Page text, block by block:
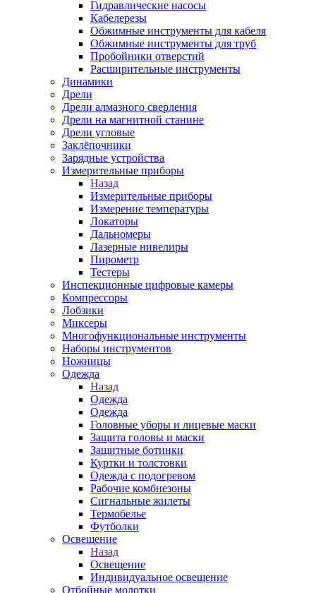
Гидравлические насосы
Кабелерезы
Обжимные инструменты для кабеля
Обжимные инструменты для труб
Пробойники отверстий
Расширительные инструменты
Динамики
Дрели
Дрели алмазного сверления
Дрели на магнитной станине
Дрели угловые
Заклёпочники
Зарядные устройства
Измерительные приборы
Назад
Измерительные приборы
Измерение температуры
Локаторы
Дальномеры
Лазерные нивелиры
Пирометр
Тестеры
Инспекционные цифровые камеры
Компрессоры
Лобзики
Миксеры
Многофункциональные инструменты
Наборы инструментов
Ножницы
Одежда
Назад
Одежда
Одежда
Головные уборы и лицевые маски
Защита головы и маски
Защитные ботинки
Куртки и толстовки
Одежда с подогревом
Рабочие комбнезоны
Сигнальные жилеты
Термобелье
Футболки
Освещение
Назад
Освещение
Индивидуальное освещение
Отбойные молотки